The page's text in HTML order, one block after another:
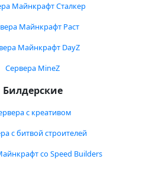
Майнкрафт Сталкер
Майнкрафт Раст
Майнкрафт DayZ
Сервера MineZ
Билдерские
с креативом
с битвой строителей
со Speed Builders